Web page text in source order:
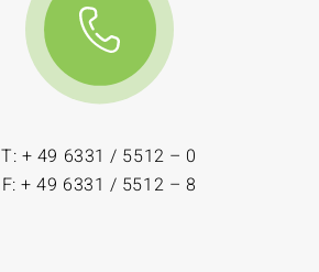
T: + 49 6331 / 5512 – 0
F: + 49 6331 / 5512 – 8